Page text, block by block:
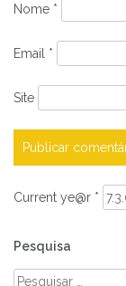
Nome *
Email *
Site
Current ye@r *
Pesquisa
Pesquisar